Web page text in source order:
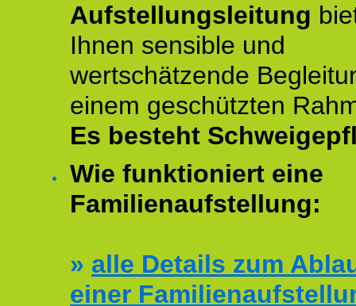
Aufstellungsleitung
Ihnen sensible und
wertschätzende
einem geschützten
Es besteht
Wie funktioniert eine
Familienaufstellung:
» alle Details zum
einer